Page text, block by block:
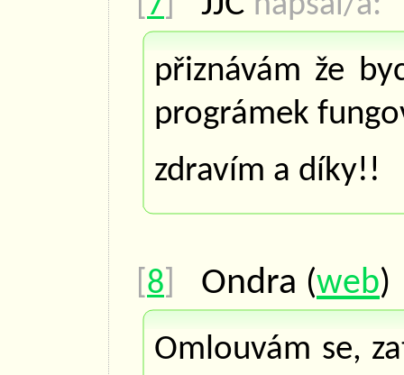
přiznávám že
prográmek
zdravím a díky!!
8 Ondra (web
Omlouvám se,